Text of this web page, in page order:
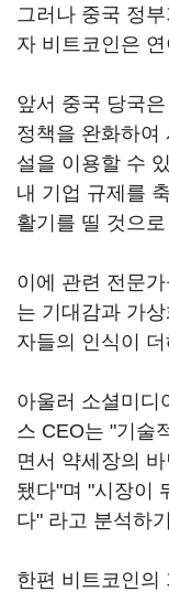
그러나 중국 정
자 비트코인은
앞서 중국 당국
정책을 완화하여
설을 이용할 수
내 기업 규제를
활기를 띨 것으
이에 관련 전문
는 기대감과 가
자들의 인식이
아울러 소셜미디
스 CEO는 "기술
면서 약세장의
됐다"며 "시장이
다" 라고 분석하
한편 비트코인의